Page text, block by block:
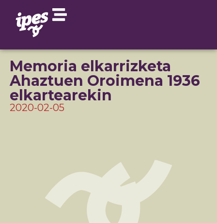
Memoria elkarrizketa
Ahaztuen Oroimena 1936
elkartearekin
2020-02-05